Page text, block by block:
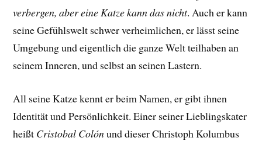
verbergen, aber eine Katze kann das nicht. Auch er kann
seine Gefühlswelt schwer verheimlichen, er lässt seine
Umgebung und eigentlich die ganze Welt teilhaben an
seinem Inneren, und selbst an seinen Lastern.
All seine Katze kennt er beim Namen, er gibt ihnen
Identität und Persönlichkeit. Einer seiner Lieblingskater
heißt Cristobal Colónund dieser Christoph Kolumbus